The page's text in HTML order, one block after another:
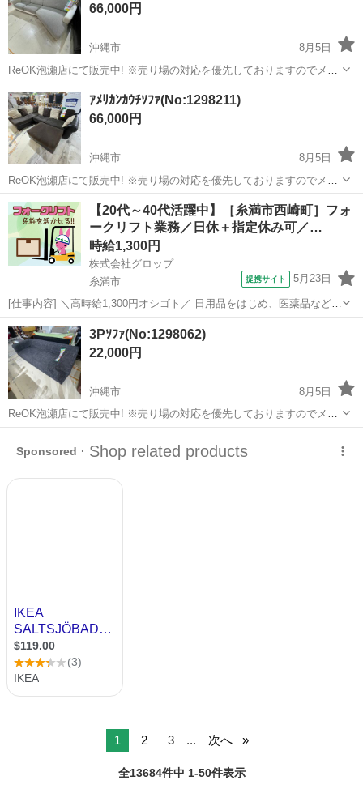
売且つ一点物の...66,000円
沖縄市
8月5日
ReOK泡瀬店にて販売中! ※売り場の対応を優先しておりますのでメー
ルでの問い合わせ対応は行っておりません。 ※商品に関するお問い合
わせ(在庫・サイズ等の確認)は店舗へ直接お電話ください。 ※店頭販
売且つ一点物の...
沖縄 沖縄市 ソファ
ｱﾒﾘｶﾝｶｳﾁｿﾌｧ(No:1298211)
66,000円
沖縄市
8月5日
ReOK泡瀬店にて販売中! ※売り場の対応を優先しておりますのでメー
ルでの問い合わせ対応は行っておりません。 ※商品に関するお問い合
わせ(在庫・サイズ等の確認)は店舗へ直接お電話ください。 ※店頭販
売且つ一点物の...
沖縄 沖縄市 ソファ 電子マネー
【20代～40代活躍中】［糸満市西崎町］フォ
ークリフト業務／日休＋指定休み可／…
時給1,300円
株式会社グロップ
糸満市
提携サイト 5月23日
[仕事内容] ＼高時給1,300円オシゴト／ 日用品をはじめ、医薬品など幅
広い製品を取り扱っている倉庫！ 浅築の綺麗な職場です♪ 【フォーク
リフト業務と軽作業】 《仕事内容》 （雇入れ直後） 倉庫内でのフォ
ークリフト...
沖縄 糸満市
3Pｿﾌｧ(No:1298062)
22,000円
沖縄市
8月5日
ReOK泡瀬店にて販売中! ※売り場の対応を優先しておりますのでメー
ルでの問い合わせ対応は行っておりません。 ※商品に関するお問い合
わせ(在庫・サイズ等の確認)は店舗へ直接お電話ください。 ※店頭販
1 2 3 ... 次へ
全13684件中 1-50件表示